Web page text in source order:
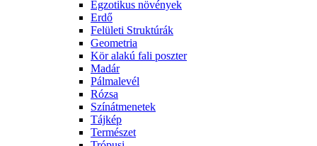
Egzotikus növények
Erdő
Felületi Struktúrák
Geometria
Kör alakú fali poszter
Madár
Pálmalevél
Rózsa
Színátmenetek
Tájkép
Természet